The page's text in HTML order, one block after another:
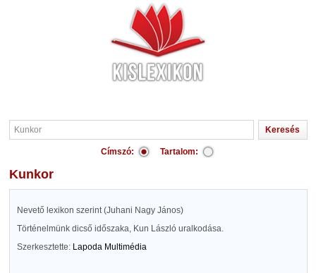
Címszó: Tartalom:
Kunkor
Nevető lexikon szerint (Juhani Nagy János)
Történelmünk dicső időszaka, Kun László uralkodása.
Szerkesztette: Lapoda Multimédia